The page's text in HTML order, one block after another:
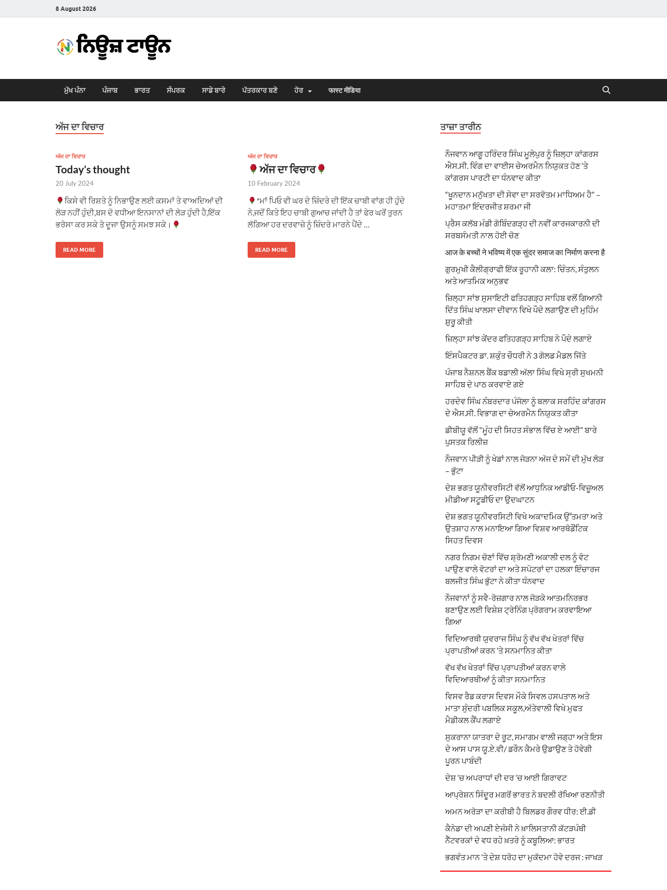
8 August 2026
ਮੁੱਖ ਪੰਨਾ ਪੰਜਾਬ ਭਾਰਤ ਸੰਪਰਕ ਸਾਡੇ ਬਾਰੇ ਪੱਤਰਕਾਰ ਬਣੋ ਹੋਰ फास्ट मीडिया
ਅੱਜ ਦਾ ਵਿਚਾਰ
ਅੱਜ ਦਾ ਵਿਚਾਰ
Today’s thought
20 July 2024
ਕਿਸੇ ਵੀ ਰਿਸ਼ਤੇ ਨੂੰ ਨਿਭਾਉਣ ਲਈ ਕਸਮਾਂ ਤੇ ਵਾਅਦਿਆਂ ਦੀ
ਲੋੜ ਨਹੀਂ ਹੁੰਦੀ,ਬਸ ਦੋ ਵਧੀਆ ਇਨਸਾਨਾਂ ਦੀ ਲੋੜ ਹੁੰਦੀ ਹੈ,ਇੱਕ
ਭਰੋਸਾ ਕਰ ਸਕੇ ਤੇ ਦੂਜਾ ਉਸਨੂੰ ਸਮਝ ਸਕੇ।
READ MORE
ਅੱਜ ਦਾ ਵਿਚਾਰ
ਅੱਜ ਦਾ ਵਿਚਾਰ
10 February 2024
*ਮਾਂ ਪਿਓ ਵੀ ਘਰ ਦੇ ਜ਼ਿੰਦਰੇ ਦੀ ਇੱਕ ਚਾਬੀ ਵਾਂਗ ਹੀ ਹੁੰਦੇ
ਨੇ,ਜਦੋਂ ਕਿਤੇ ਇਹ ਚਾਬੀ ਗੁਆਚ ਜਾਂਦੀ ਹੈ ਤਾਂ ਫੇਰ ਘਰੋਂ ਤੁਰਨ
ਲੱਗਿਆ ਹਰ ਦਰਵਾਜ਼ੇ ਨੂੰ ਜ਼ਿੰਦਰੇ ਮਾਰਨੇ ਪੈਂਦੇ …
READ MORE
ਤਾਜ਼ਾ ਤਾਰੀਨ
ਨੌਜਵਾਨ ਆਗੂ ਹਰਿੰਦਰ ਸਿੰਘ ਮੂਲੇਪੁਰ ਨੂੰ ਜ਼ਿਲ੍ਹਾ ਕਾਂਗਰਸ
ਐਸ.ਸੀ. ਵਿੰਗ ਦਾ ਵਾਈਸ ਚੇਅਰਮੈਨ ਨਿਯੁਕਤ ਹੋਣ ‘ਤੇ
ਕਾਂਗਰਸ ਪਾਰਟੀ ਦਾ ਧੰਨਵਾਦ ਕੀਤਾ
“ਖੂਨਦਾਨ ਮਨੁੱਖਤਾ ਦੀ ਸੇਵਾ ਦਾ ਸਰਵੋਤਮ ਮਾਧਿਅਮ ਹੈ” –
ਮਹਾਤਮਾ ਇੰਦਰਜੀਤ ਸ਼ਰਮਾ ਜੀ
ਪ੍ਰੈਸ ਕਲੱਬ ਮੰਡੀ ਗੋਬਿੰਦਗੜ੍ਹ ਦੀ ਨਵੀਂ ਕਾਰਜਕਾਰਨੀ ਦੀ
ਸਰਬਸੰਮਤੀ ਨਾਲ ਹੋਈ ਚੋਣ
आज के बच्चों ने भविष्य में एक सुंदर समाज का निर्माण करना है
ਗੁਰਮੁਖੀ ਕੈਲੀਗ੍ਰਾਫੀ ਇੱਕ ਰੂਹਾਨੀ ਕਲਾ: ਚਿੰਤਨ, ਸੰਤੁਲਨ
ਅਤੇ ਆਤਮਿਕ ਅਨੁਭਵ
ਜ਼ਿਲ੍ਹਾ ਸਾਂਝ ਸੁਸਾਇਟੀ ਫਤਿਹਗੜ੍ਹ ਸਾਹਿਬ ਵਲੋਂ ਗਿਆਨੀ
ਦਿੱਤ ਸਿੰਘ ਖਾਲਸਾ ਦੀਵਾਨ ਵਿਖੇ ਪੌਦੇ ਲਗਾਉਣ ਦੀ ਮੁਹਿੰਮ
ਸ਼ੁਰੂ ਕੀਤੀ
ਜ਼ਿਲ੍ਹਾ ਸਾਂਝ ਕੇਂਦਰ ਫਤਿਹਗੜ੍ਹ ਸਾਹਿਬ ਨੇ ਪੌਦੇ ਲਗਾਏ
ਇੰਸਪੈਕਟਰ ਡਾ. ਸ਼ਕੁੰਤ ਚੌਧਰੀ ਨੇ 3 ਗੋਲਡ ਮੈਡਲ ਜਿੱਤੇ
ਪੰਜਾਬ ਨੈਸ਼ਨਲ ਬੈਂਕ ਬਡਾਲੀ ਅੱਲਾ ਸਿੰਘ ਵਿਖੇ ਸ੍ਰੀ ਸੁਖਮਨੀ
ਸਾਹਿਬ ਦੇ ਪਾਠ ਕਰਵਾਏ ਗਏ
ਹਰਦੇਵ ਸਿੰਘ ਨੰਬਰਦਾਰ ਪੰਜੋਲਾ ਨੂੰ ਬਲਾਕ ਸਰਹਿੰਦ ਕਾਂਗਰਸ
ਦੇ ਐਸ.ਸੀ. ਵਿਭਾਗ ਦਾ ਚੇਅਰਮੈਨ ਨਿਯੁਕਤ ਕੀਤਾ
ਡੀਬੀਯੂ ਵੱਲੋਂ “ਮੂੰਹ ਦੀ ਸਿਹਤ ਸੰਭਾਲ ਵਿੱਚ ਏ ਆਈ” ਬਾਰੇ
ਪੁਸਤਕ ਰਿਲੀਜ਼
ਨੌਜਵਾਨ ਪੀੜੀ ਨੂੰ ਖੇਡਾਂ ਨਾਲ ਜੋੜਨਾ ਅੱਜ ਦੇ ਸਮੇਂ ਦੀ ਮੁੱਖ ਲੋੜ
– ਭੁੱਟਾ
ਦੇਸ਼ ਭਗਤ ਯੂਨੀਵਰਸਿਟੀ ਵੱਲੋਂ ਆਧੁਨਿਕ ਆਡੀਓ-ਵਿਜ਼ੂਅਲ
ਮੀਡੀਆ ਸਟੂਡੀਓ ਦਾ ਉਦਘਾਟਨ
ਦੇਸ਼ ਭਗਤ ਯੂਨੀਵਰਸਿਟੀ ਵਿਖੇ ਅਕਾਦਮਿਕ ਉੱਤਮਤਾ ਅਤੇ
ਉਤਸ਼ਾਹ ਨਾਲ ਮਨਾਇਆ ਗਿਆ ਵਿਸ਼ਵ ਆਰਥੋਡੌਂਟਿਕ
ਸਿਹਤ ਦਿਵਸ
ਨਗਰ ਨਿਗਮ ਚੋਣਾਂ ਵਿੱਚ ਸ਼੍ਰੋਮਣੀ ਅਕਾਲੀ ਦਲ ਨੂੰ ਵੋਟ
ਪਾਉਣ ਵਾਲੇ ਵੋਟਰਾਂ ਦਾ ਅਤੇ ਸਪੋਟਰਾਂ ਦਾ ਹਲਕਾ ਇੰਚਾਰਜ
ਬਲਜੀਤ ਸਿੰਘ ਭੁੱਟਾ ਨੇ ਕੀਤਾ ਧੰਨਵਾਦ
ਨੌਜਵਾਨਾਂ ਨੂੰ ਸਵੈ-ਰੋਜ਼ਗਾਰ ਨਾਲ ਜੋੜਕੇ ਆਤਮਨਿਰਭਰ
ਬਣਾਉਣ ਲਈ ਵਿਸ਼ੇਸ਼ ਟ੍ਰੇਨਿੰਗ ਪ੍ਰੋਗਰਾਮ ਕਰਵਾਇਆ
ਗਿਆ
ਵਿਦਿਆਰਥੀ ਯੁਵਰਾਜ ਸਿੰਘ ਨੂੰ ਵੱਖ ਵੱਖ ਖੇਤਰਾਂ ਵਿੱਚ
ਪ੍ਰਾਪਤੀਆਂ ਕਰਨ ‘ਤੇ ਸਨਮਾਨਿਤ ਕੀਤਾ
ਵੱਖ ਵੱਖ ਖੇਤਰਾਂ ਵਿੱਚ ਪ੍ਰਾਪਤੀਆਂ ਕਰਨ ਵਾਲੇ
ਵਿਦਿਆਰਥੀਆਂ ਨੂੰ ਕੀਤਾ ਸਨਮਾਨਿਤ
ਵਿਸਵ ਰੈਡ ਕਰਾਸ ਦਿਵਸ ਮੌਕੇ ਸਿਵਲ ਹਸਪਤਾਲ ਅਤੇ
ਮਾਤਾ ਸੁੰਦਰੀ ਪਬਲਿਕ ਸਕੂਲ,ਅੱਤੇਵਾਲੀ ਵਿਖੇ ਮੁਫਤ
ਮੈਡੀਕਲ ਕੈਂਪ ਲਗਾਏ
ਸੁਕਰਾਨਾ ਯਾਤਰਾ ਦੇ ਰੂਟ, ਸਮਾਗਮ ਵਾਲੀ ਜਗ੍ਹਾ ਅਤੇ ਇਸ
ਦੇ ਆਸ ਪਾਸ ਯੂ.ਏ.ਵੀ/ ਡਰੌਨ ਕੈਮਰੇ ਉਡਾਉਣ ਤੇ ਹੋਵੇਗੀ
ਪੂਰਨ ਪਾਬੰਦੀ
ਦੇਸ਼ ‘ਚ ਅਪਰਾਧਾਂ ਦੀ ਦਰ ‘ਚ ਆਈ ਗਿਰਾਵਟ
ਆਪ੍ਰੇਸ਼ਨ ਸਿੰਦੂਰ ਮਗਰੋਂ ਭਾਰਤ ਨੇ ਬਦਲੀ ਰੱਖਿਆ ਰਣਨੀਤੀ
ਅਮਨ ਅਰੋੜਾ ਦਾ ਕਰੀਬੀ ਹੈ ਬਿਲਡਰ ਗੌਰਵ ਧੀਰ: ਈ.ਡੀ
ਕੈਨੇਡਾ ਦੀ ਅਪਣੀ ਏਜੰਸੀ ਨੇ ਖ਼ਾਲਿਸਤਾਨੀ ਕੱਟੜਪੰਥੀ
ਨੈੱਟਵਰਕਾਂ ਦੇ ਵਧ ਰਹੇ ਖ਼ਤਰੇ ਨੂੰ ਕਬੂਲਿਆ: ਭਾਰਤ
ਭਗਵੰਤ ਮਾਨ ‘ਤੇ ਦੇਸ਼ ਧਰੋਹ ਦਾ ਮੁਕੱਦਮਾ ਹੋਵੇ ਦਰਜ : ਜਾਖੜ